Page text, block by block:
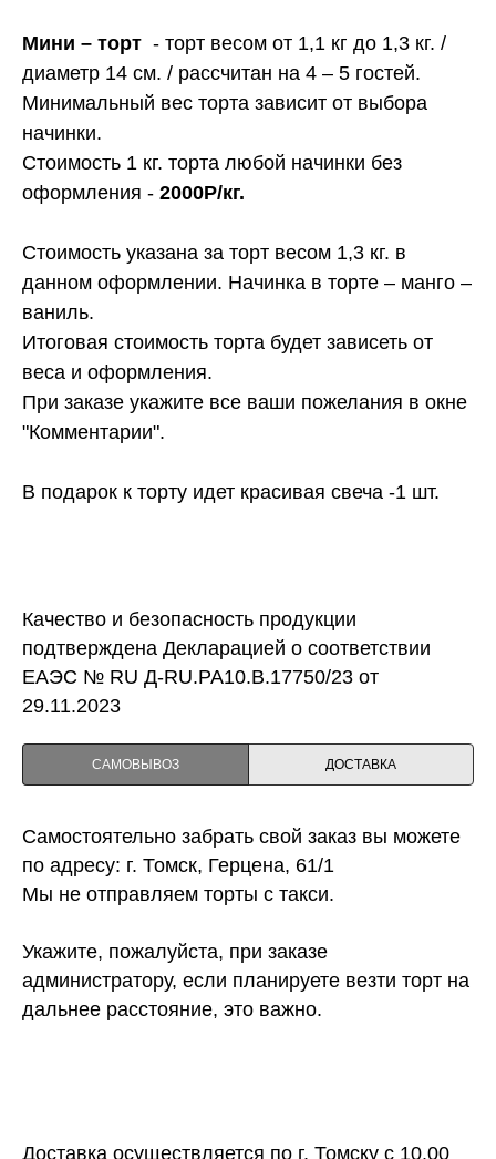
Мини – торт - торт весом от 1,1 кг до 1,3 кг. /
диаметр 14 см. / рассчитан на 4 – 5 гостей.
Минимальный вес торта зависит от выбора
начинки.
Стоимость 1 кг. торта любой начинки без
оформления - 2000Р/кг.
Стоимость указана за торт весом 1,3 кг. в
данном оформлении. Начинка в торте – манго –
ваниль.
Итоговая стоимость торта будет зависеть от
веса и оформления.
При заказе укажите все ваши пожелания в окне
"Комментарии".
В подарок к торту идет красивая свеча -1 шт.
Качество и безопасность продукции
подтверждена Декларацией о соответствии
ЕАЭС № RU Д-RU.PA10.B.17750/23 от
29.11.2023
САМОВЫВОЗ ДОСТАВКА
Самостоятельно забрать свой заказ вы можете
по адресу: г. Томск, Герцена, 61/1
Мы не отправляем торты с такси.
Укажите, пожалуйста, при заказе
администратору, если планируете везти торт на
дальнее расстояние, это важно.
Доставка осуществляется по г. Томску с 10.00